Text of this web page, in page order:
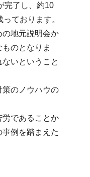
完了し、約10
ております。
地元説明会か
のとなりま
いということ
のノウハウの
であることか
例を踏まえた